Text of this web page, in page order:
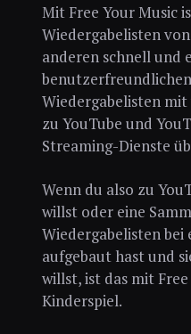
Mit Free Your Music
Wiedergabelisten
anderen schnell und
Wiedergabelisten
zu YouTube und
Streaming-Dienste
Wenn du also zu
willst oder eine
Wiedergabelisten bei
aufgebaut hast und
willst, ist das mit
Kinderspiel.